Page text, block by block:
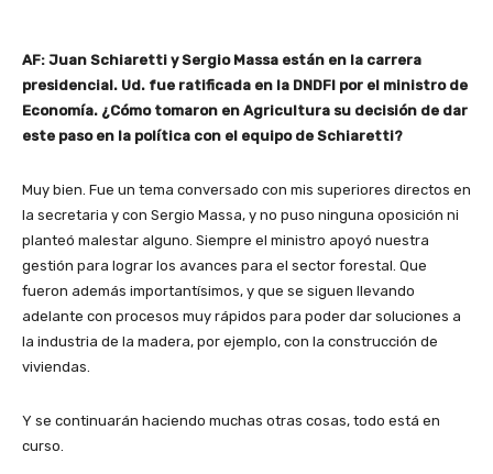
AF: Juan Schiaretti y Sergio Massa están en la carrera
presidencial. Ud. fue ratificada en la DNDFI por el ministro de
Economía. ¿Cómo tomaron en Agricultura su decisión de dar
este paso en la política con el equipo de Schiaretti?
Muy bien. Fue un tema conversado con mis superiores directos en
la secretaria y con Sergio Massa, y no puso ninguna oposición ni
planteó malestar alguno. Siempre el ministro apoyó nuestra
gestión para lograr los avances para el sector forestal. Que
fueron además importantísimos, y que se siguen llevando
adelante con procesos muy rápidos para poder dar soluciones a
la industria de la madera, por ejemplo, con la construcción de
viviendas.
Y se continuarán haciendo muchas otras cosas, todo está en
curso.